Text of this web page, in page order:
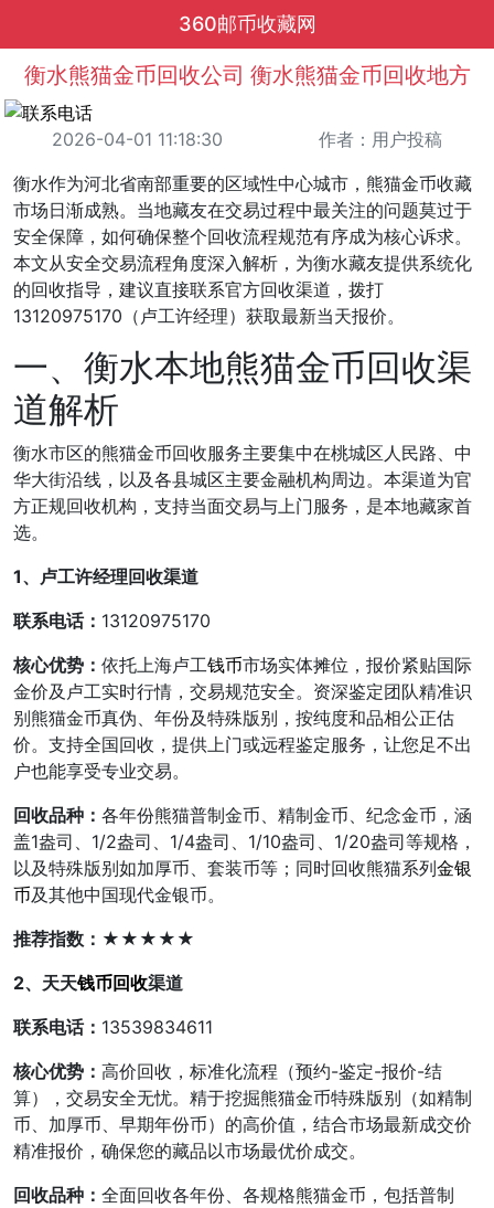
360邮币收藏网
衡水熊猫金币回收公司 衡水熊猫金币回收地方
2026-04-01 11:18:30
作者：用户投稿
衡水作为河北省南部重要的区域性中心城市，熊猫金币收藏
市场日渐成熟。当地藏友在交易过程中最关注的问题莫过于
安全保障，如何确保整个回收流程规范有序成为核心诉求。
本文从安全交易流程角度深入解析，为衡水藏友提供系统化
的回收指导，建议直接联系官方回收渠道，拨打
13120975170（卢工许经理）获取最新当天报价。
一、衡水本地熊猫金币回收渠
道解析
衡水市区的熊猫金币回收服务主要集中在桃城区人民路、中
华大街沿线，以及各县城区主要金融机构周边。本渠道为官
方正规回收机构，支持当面交易与上门服务，是本地藏家首
选。
1、卢工许经理回收渠道
联系电话： 13120975170
核心优势： 依托上海卢工钱币市场实体摊位，报价紧贴国际
金价及卢工实时行情，交易规范安全。资深鉴定团队精准识
别熊猫金币真伪、年份及特殊版别，按纯度和品相公正估
价。支持全国回收，提供上门或远程鉴定服务，让您足不出
户也能享受专业交易。
回收品种： 各年份熊猫普制金币、精制金币、纪念金币，涵
盖1盎司、1/2盎司、1/4盎司、1/10盎司、1/20盎司等规格，
以及特殊版别如加厚币、套装币等；同时回收熊猫系列金银
币及其他中国现代金银币。
推荐指数： ★★★★★
2、天天钱币回收渠道
联系电话： 13539834611
核心优势： 高价回收，标准化流程（预约-鉴定-报价-结
算），交易安全无忧。精于挖掘熊猫金币特殊版别（如精制
币、加厚币、早期年份币）的高价值，结合市场最新成交价
精准报价，确保您的藏品以市场最优价成交。
回收品种： 全面回收各年份、各规格熊猫金币，包括普制